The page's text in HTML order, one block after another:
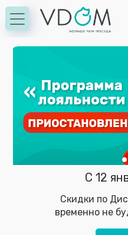
С 12
Скидки по
временно не